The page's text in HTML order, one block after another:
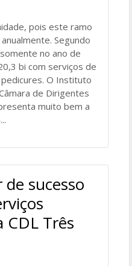
pois este ramo
Segundo
no ano de
bi com serviços de
O Instituto
de Dirigentes
muito bem a
sucesso
CDL Três